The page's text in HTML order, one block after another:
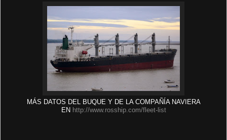
MÁS DATOS DEL BUQUE Y DE LA COMPAÑÍA NAVIERA
EN http://www.rosship.com/fleet-list